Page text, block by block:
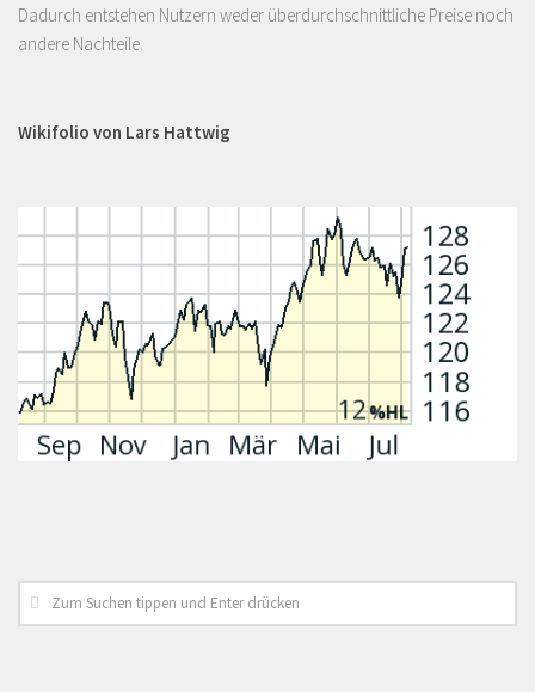
Dadurch entstehen Nutzern weder überdurchschnittliche Preise noch
andere Nachteile.
Wikifolio von Lars Hattwig